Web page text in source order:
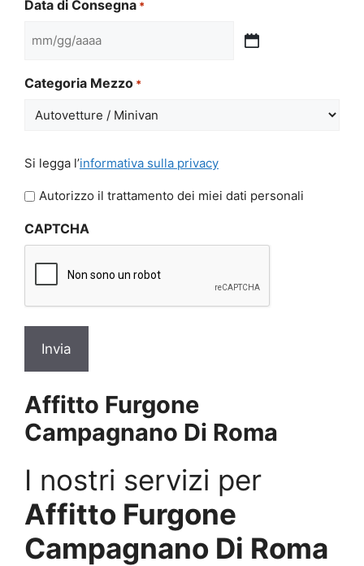
Data di Consegna *
MM
GG
slash
Categoria Mezzo *
legga
l'informativa
privacy
Si legga l’informativa sulla privacy
Autorizzo il trattamento dei miei dati personali
CAPTCHA
Affitto Furgone
Campagnano Di Roma
I nostri servizi per
Affitto Furgone
Campagnano Di Roma